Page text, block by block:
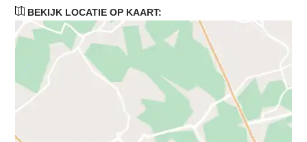
BEKIJK LOCATIE OP KAART: